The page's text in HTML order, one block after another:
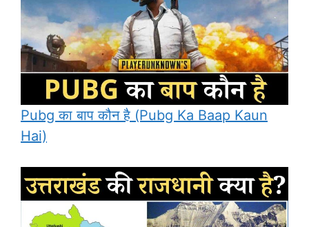
Pubg का बाप कौन है (Pubg Ka Baap Kaun
Hai)